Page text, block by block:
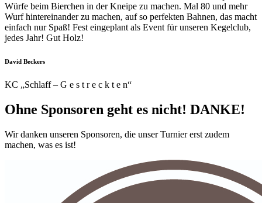
Würfe beim Bierchen in der Kneipe zu machen. Mal 80 und mehr
Wurf hintereinander zu machen, auf so perfekten Bahnen, das macht
einfach nur Spaß! Fest eingeplant als Event für unseren Kegelclub,
jedes Jahr! Gut Holz!
David Beckers
KC „Schlaff – G e s t r e c k t e n“
Ohne Sponsoren geht es nicht! DANKE!
Wir danken unseren Sponsoren, die unser Turnier erst zudem
machen, was es ist!